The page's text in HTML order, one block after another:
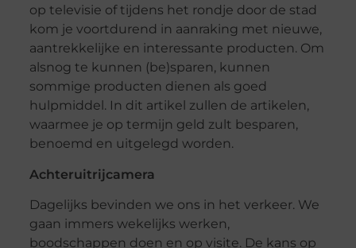
op televisie of tijdens het rondje door de stad
kom je voortdurend in aanraking met nieuwe,
aantrekkelijke en interessante producten. Om
alsnog te kunnen (be)sparen, kunnen
sommige producten dienen als goed
hulpmiddel. In dit artikel zullen de artikelen,
waarmee je op termijn geld zult besparen,
benoemd en uitgelegd worden.
Achteruitrijcamera
Dagelijks bevinden we ons in het verkeer. We
gaan immers wekelijks werken,
boodschappen doen en op visite. De kans op